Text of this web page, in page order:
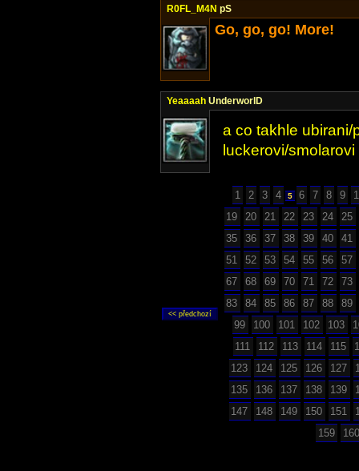
R0FL_M4N pS
Go, go, go! More!
Yeaaaah UnderworlD
a co takhle ubirani/
luckerovi/smolarovi
1 2 3 4 5 6 7 8 9
19
20 21 22 23 24
25
35
36 37 38 39 40
41
51
52 53 54 55 56
57
67
68 69 70 71 72
73
83
84 85 86 87 88
89
99
100 101 102 103
111
112 113 114 115
123
124 125 126 127
135
136 137 138 139
147
148 149 150 151
159
160